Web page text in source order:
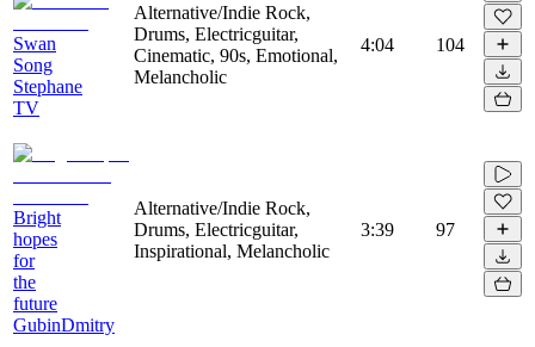
Swan
Song
Stephane
TV
Alternative/Indie Rock,
Drums, Electricguitar,
Cinematic, 90s, Emotional,
Melancholic
4:04 104
Bright
hopes
for
the
future
GubinDmitry
Alternative/Indie Rock,
Drums, Electricguitar,
Inspirational, Melancholic
3:39 97